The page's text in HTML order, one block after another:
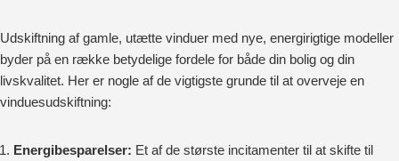
Udskiftning af gamle, utætte vinduer med nye, energirigtige modeller
byder på en række betydelige fordele for både din bolig og din
livskvalitet. Her er nogle af de vigtigste grunde til at overveje en
vinduesudskiftning:
Energibesparelser: Et af de største incitamenter til at skifte til